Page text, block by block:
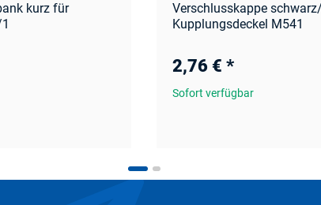
kurz für
Verschlusskappe
Kupplungsdeckel M541
2,76 € *
Sofort verfügbar